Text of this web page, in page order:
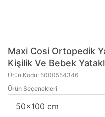
Maxi Cosi Ortopedik
Kişilik Ve Bebek
Ürün Kodu: 5000554346
Ürün Seçenekleri